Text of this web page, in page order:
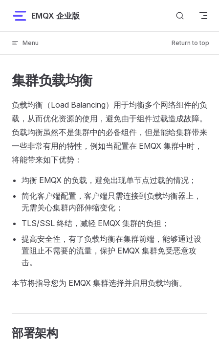
Skip to content
EMQX 企业版
Menu Return to top
集群负载均衡
负载均衡（Load Balancing）用于均衡多个网络组件的负
载，从而优化资源的使用，避免由于组件过载造成故障。
负载均衡虽然不是集群中的必备组件，但是能给集群带来
一些非常有用的特性，例如当配置在 EMQX 集群中时，
将能带来如下优势：
均衡 EMQX 的负载，避免出现单节点过载的情况；
简化客户端配置，客户端只需连接到负载均衡器上，
无需关心集群内部伸缩变化；
TLS/SSL 终结，减轻 EMQX 集群的负担；
提高安全性，有了负载均衡在集群前端，能够通过设
置阻止不需要的流量，保护 EMQX 集群免受恶意攻
击。
本节将指导您为 EMQX 集群选择并启用负载均衡。
部署架构